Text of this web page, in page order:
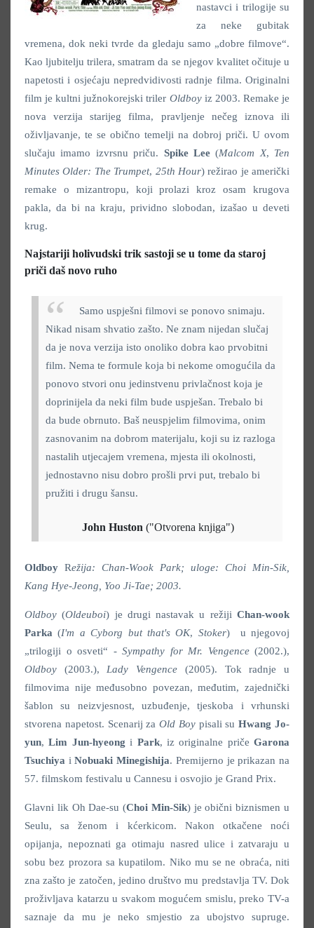
nastavci i trilogije su
za neke gubitak
vremena, dok neki tvrde da gledaju samo „dobre filmove“.
Kao ljubitelju trilera, smatram da se njegov kvalitet očituje u
napetosti i osjećaju nepredvidivosti radnje filma. Originalni
film je kultni južnokorejski triler Oldboyiz 2003. Remake je
nova verzija starijeg filma, pravljenje nečeg iznova ili
oživljavanje, te se obično temelji na dobroj priči. U ovom
slučaju imamo izvrsnu priču. Spike Lee(Malcom X, Ten
Minutes Older: The Trumpet, 25th Hour) režirao je američki
remake o mizantropu, koji prolazi kroz osam krugova
pakla, da bi na kraju, prividno slobodan, izašao u deveti
krug.
Najstariji holivudski trik sastoji se u tome da staroj
priči daš novo ruho
Samo uspješni filmovi se ponovo snimaju.
Nikad nisam shvatio zašto. Ne znam nijedan slučaj
da je nova verzija isto onoliko dobra kao prvobitni
film. Nema te formule koja bi nekome omogućila da
ponovo stvori onu jedinstvenu privlačnost koja je
doprinijela da neki film bude uspješan. Trebalo bi
da bude obrnuto. Baš neuspjelim filmovima, onim
zasnovanim na dobrom materijalu, koji su iz razloga
nastalih utjecajem vremena, mjesta ili okolnosti,
jednostavno nisu dobro prošli prvi put, trebalo bi
pružiti i drugu šansu.
John Huston ("Otvorena knjiga")
Oldboy Režija: Chan-Wook Park; uloge: Choi Min-Sik,
Kang Hye-Jeong, Yoo Ji-Tae; 2003.
Oldboy (Oldeuboi) je drugi nastavak u režijiChan-wook
Parka (I'm a Cyborg but that's OK, Stoker) u njegovoj
„trilogiji o osveti“ - Sympathy for Mr. Vengence(2002.),
Oldboy (2003.), Lady Vengence (2005). Tok radnje u
filmovima nije međusobno povezan, međutim, zajednički
šablon su neizvjesnost, uzbuđenje, tjeskoba i vrhunski
stvorena napetost. Scenarij zaOld Boypisali suHwang Jo-
yun,Lim Jun-hyeong i Park, iz originalne priče Garona
Tsuchiya iNobuaki Minegishija. Premijerno je prikazan na
57. filmskom festivalu u Cannesu i osvojio je Grand Prix.
Glavni lik Oh Dae-su (Choi Min-Sik) je obični biznismen u
Seulu, sa ženom i kćerkicom. Nakon otkačene noći
opijanja, nepoznati ga otimaju nasred ulice i zatvaraju u
sobu bez prozora sa kupatilom. Niko mu se ne obraća, niti
zna zašto je zatočen, jedino društvo mu predstavlja TV. Dok
proživljava katarzu u svakom mogućem smislu, preko TV-a
saznaje da mu je neko smjestio za ubojstvo supruge.